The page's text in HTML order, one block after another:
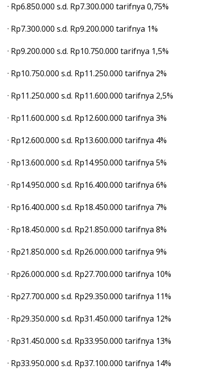
· Rp6.850.000 s.d. Rp7.300.000 tarifnya 0,75%
· Rp7.300.000 s.d. Rp9.200.000 tarifnya 1%
· Rp9.200.000 s.d. Rp10.750.000 tarifnya 1,5%
· Rp10.750.000 s.d. Rp11.250.000 tarifnya 2%
· Rp11.250.000 s.d. Rp11.600.000 tarifnya 2,5%
· Rp11.600.000 s.d. Rp12.600.000 tarifnya 3%
· Rp12.600.000 s.d. Rp13.600.000 tarifnya 4%
· Rp13.600.000 s.d. Rp14.950.000 tarifnya 5%
· Rp14.950.000 s.d. Rp16.400.000 tarifnya 6%
· Rp16.400.000 s.d. Rp18.450.000 tarifnya 7%
· Rp18.450.000 s.d. Rp21.850.000 tarifnya 8%
· Rp21.850.000 s.d. Rp26.000.000 tarifnya 9%
· Rp26.000.000 s.d. Rp27.700.000 tarifnya 10%
· Rp27.700.000 s.d. Rp29.350.000 tarifnya 11%
· Rp29.350.000 s.d. Rp31.450.000 tarifnya 12%
· Rp31.450.000 s.d. Rp33.950.000 tarifnya 13%
· Rp33.950.000 s.d. Rp37.100.000 tarifnya 14%